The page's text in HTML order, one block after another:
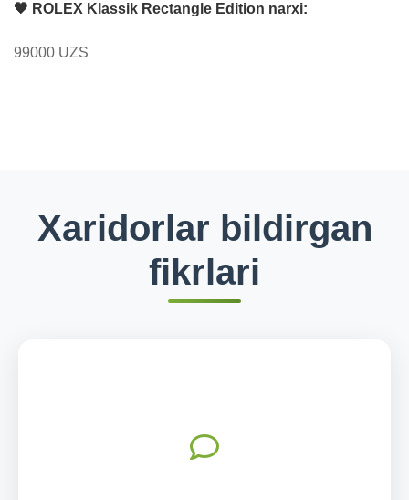
🖤 ROLEX Klassik Rectangle Edition narxi:
99000 UZS
Xaridorlar bildirgan
fikrlari